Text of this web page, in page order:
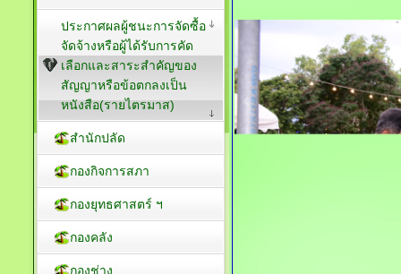
ประกาศผลผู้ชนะการจัดซื้อ
จัดจ้างหรือผู้ได้รับการคัด
เลือกและสาระสำคัญของ
สัญญาหรือข้อตกลงเป็น
หนังสือ(รายไตรมาส)
สำนักปลัด
กองกิจการสภา
กองยุทธศาสตร์ ฯ
กองคลัง
กองช่าง